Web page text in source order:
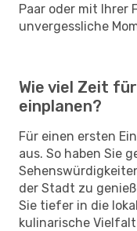
Paar oder mit Ihrer
unvergessliche
Wie viel Zeit
einplanen?
Für einen ersten
aus. So haben Sie
der Stadt zu
Sie tiefer in die
kulinarische